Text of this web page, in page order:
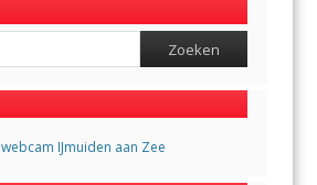
webcam IJmuiden aan Zee